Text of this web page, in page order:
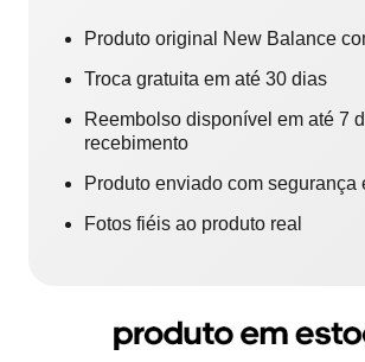
Produto original New Balance
Troca gratuita em até 30 dias
Reembolso disponível em até 7
recebimento
Produto enviado com segurança
Fotos fiéis ao produto real